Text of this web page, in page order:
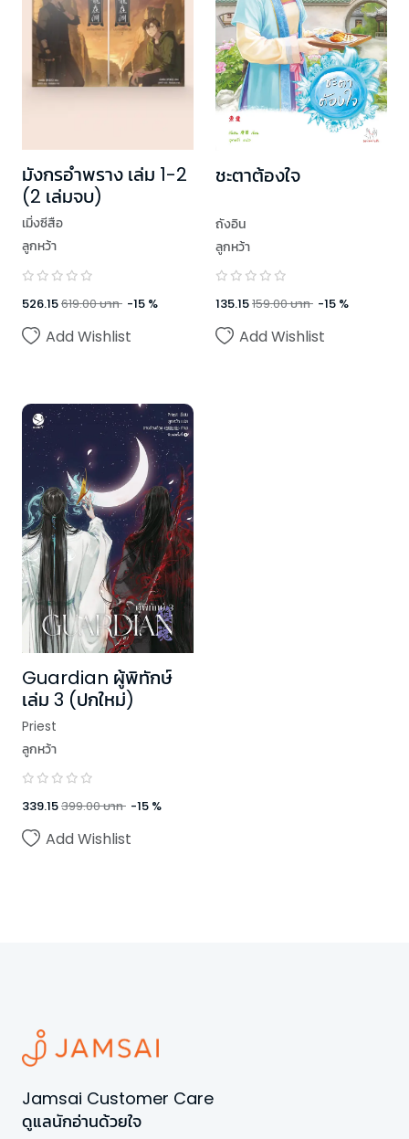
มังกรอำพราง เล่ม 1-2
(2 เล่มจบ)
เมิ่งซีสือ
ลูกหว้า
526.15619.00บาท -15 %
Add Wishlist
ชะตาต้องใจ
ถังอิน
ลูกหว้า
135.15159.00บาท -15 %
Add Wishlist
Guardian ผู้พิทักษ์
เล่ม 3 (ปกใหม่)
Priest
ลูกหว้า
339.15399.00บาท -15 %
Add Wishlist
Jamsai Customer Care
ดูแลนักอ่านด้วยใจ